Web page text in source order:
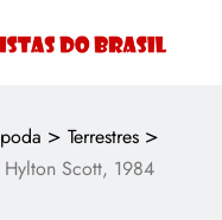
> Terrestres >
Hylton Scott, 1984